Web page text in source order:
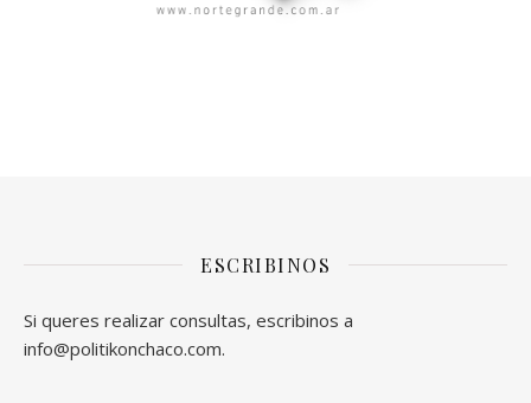
ESCRIBINOS
Si queres realizar consultas, escribinos a
info@politikonchaco.com.